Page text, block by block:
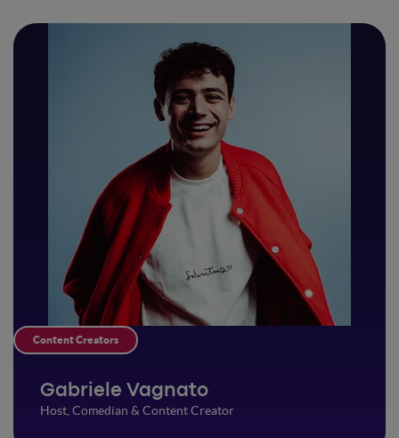
Content Creators
Gabriele Vagnato
Host, Comedian & Content Creator